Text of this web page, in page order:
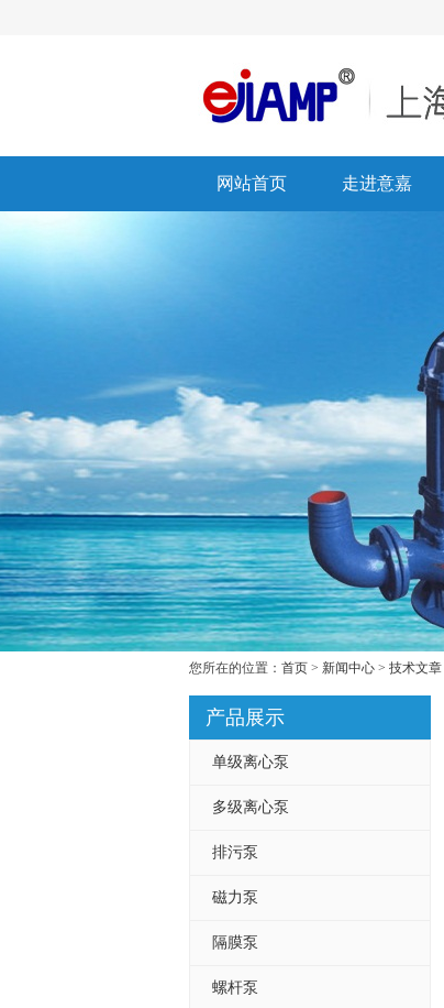
网站首页 走进意嘉
您所在的位置： 首页 > 新闻中心 > 技术文章
产品展示
单级离心泵
多级离心泵
排污泵
磁力泵
隔膜泵
螺杆泵